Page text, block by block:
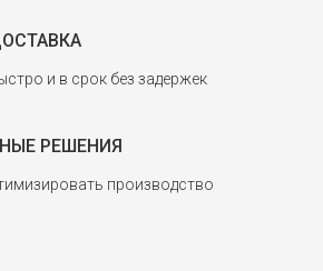
и в срок без задержек
РЕШЕНИЯ
производство